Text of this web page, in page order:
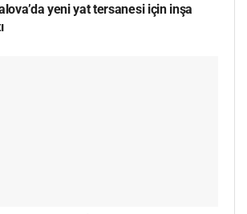
yeni yat tersanesi için inşa